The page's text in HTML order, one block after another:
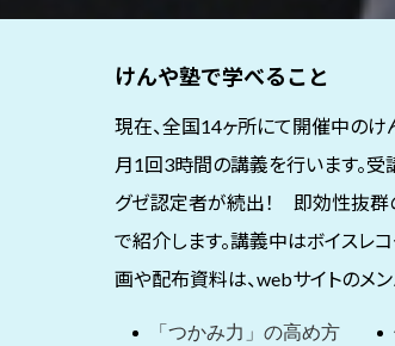
けんや塾で学べること
現在、全国14ヶ所にて開催中のけ
月1回3時間の講義を行います。
グゼ認定者が続出！ 即効性抜群
で紹介します。講義中はボイスレ
画や配布資料は、webサイトのメ
「つかみ力」の高め方